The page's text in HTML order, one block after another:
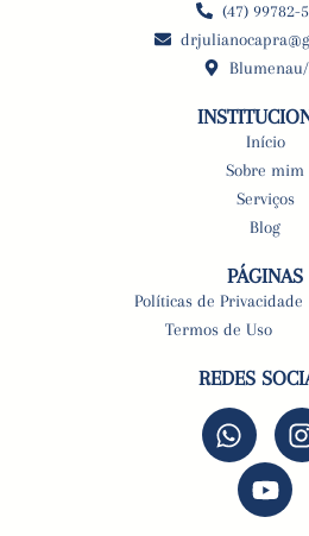
(47) 99782-
Blumenau/
Início
Sobre mim
Serviços
Blog
PÁGINAS
Políticas de Privacidade
Termos de Uso
REDES